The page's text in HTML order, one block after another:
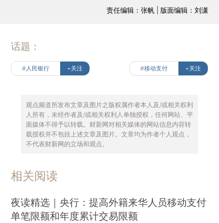
责任编辑：张帆 | 版面编辑：刘潇
话题：
#人民银行 +关注 #移动支付 +关注
观点频道所发布文章及图片之版权属作者本人及/或相关权利
人所有，未经作者及/或相关权利人单独授权，任何网站、平
面媒体不得予以转载。财新网对相关媒体的网站信息内容转
载授权并不包括上述文章及图片。文章均为作者个人观点，
不代表财新网的立场和观点。
相关阅读
夜读精选｜央行：提高外籍来华人员移动支付
单笔限额和年度累计交易限额